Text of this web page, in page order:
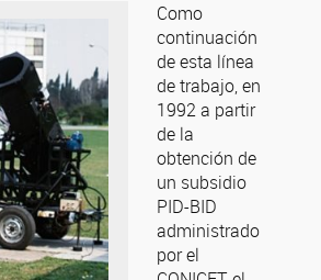
Como
continuación
de esta línea
de trabajo, en
1992 a partir
de la
obtención de
un subsidio
PID-BID
administrado
por el